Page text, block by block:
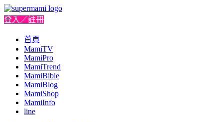
登入／註冊
首頁
MamiTV
MamiPro
MamiTrend
MamiBible
MamiBlog
MamiShop
MamiInfo
line